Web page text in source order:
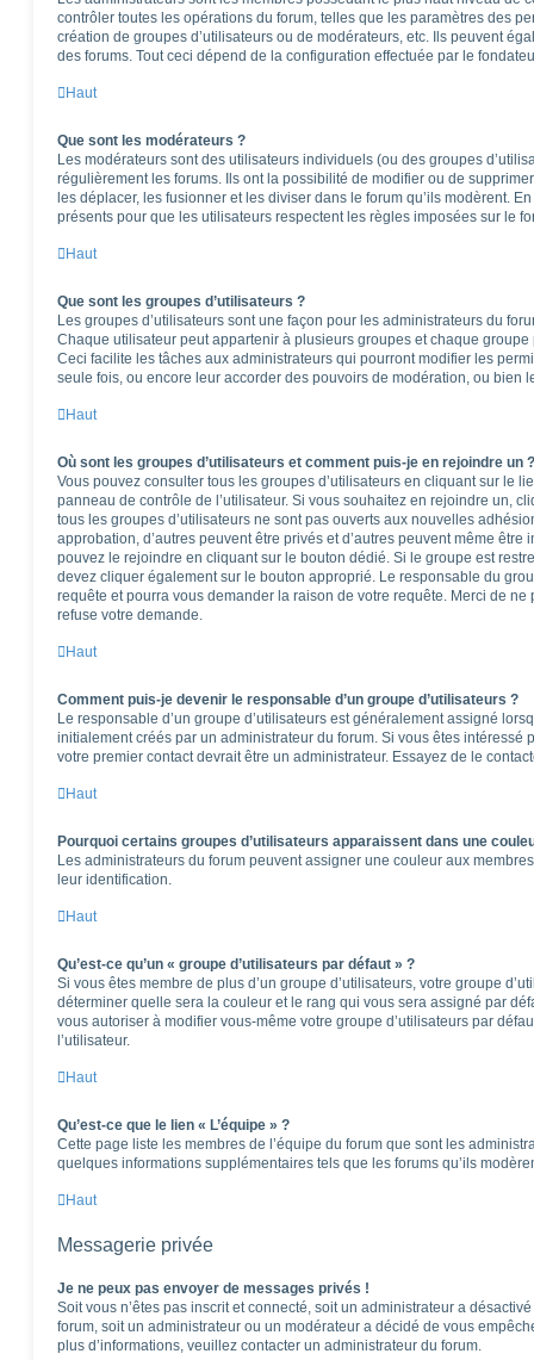
contrôler toutes les opérations du forum, telles que les paramètres des
création de groupes d’utilisateurs ou de modérateurs, etc. Ils peuvent
des forums. Tout ceci dépend de la configuration effectuée par le
Haut
Que sont les modérateurs ?
Les modérateurs sont des utilisateurs individuels (ou des groupes
régulièrement les forums. Ils ont la possibilité de modifier ou de
les déplacer, les fusionner et les diviser dans le forum qu’ils modèrent.
présents pour que les utilisateurs respectent les règles imposées sur le
Haut
Que sont les groupes d’utilisateurs ?
Les groupes d’utilisateurs sont une façon pour les administrateurs du
Chaque utilisateur peut appartenir à plusieurs groupes et chaque
Ceci facilite les tâches aux administrateurs qui pourront modifier les
seule fois, ou encore leur accorder des pouvoirs de modération, ou bien
Haut
Où sont les groupes d’utilisateurs et comment puis-je en rejoindre un ?
Vous pouvez consulter tous les groupes d’utilisateurs en cliquant sur le
panneau de contrôle de l’utilisateur. Si vous souhaitez en rejoindre un,
tous les groupes d’utilisateurs ne sont pas ouverts aux nouvelles
approbation, d’autres peuvent être privés et d’autres peuvent même
pouvez le rejoindre en cliquant sur le bouton dédié. Si le groupe est
devez cliquer également sur le bouton approprié. Le responsable du
requête et pourra vous demander la raison de votre requête. Merci de
refuse votre demande.
Haut
Comment puis-je devenir le responsable d’un groupe d’utilisateurs ?
Le responsable d’un groupe d’utilisateurs est généralement assigné
initialement créés par un administrateur du forum. Si vous êtes intéressé
votre premier contact devrait être un administrateur. Essayez de le
Haut
Pourquoi certains groupes d’utilisateurs apparaissent dans une
Les administrateurs du forum peuvent assigner une couleur aux
leur identification.
Haut
Qu’est-ce qu’un « groupe d’utilisateurs par défaut » ?
Si vous êtes membre de plus d’un groupe d’utilisateurs, votre groupe
déterminer quelle sera la couleur et le rang qui vous sera assigné par
vous autoriser à modifier vous-même votre groupe d’utilisateurs par
l’utilisateur.
Haut
Qu’est-ce que le lien « L’équipe » ?
Cette page liste les membres de l’équipe du forum que sont les
quelques informations supplémentaires tels que les forums qu’ils
Haut
Messagerie privée
Je ne peux pas envoyer de messages privés !
Soit vous n’êtes pas inscrit et connecté, soit un administrateur a
forum, soit un administrateur ou un modérateur a décidé de vous
plus d’informations, veuillez contacter un administrateur du forum.